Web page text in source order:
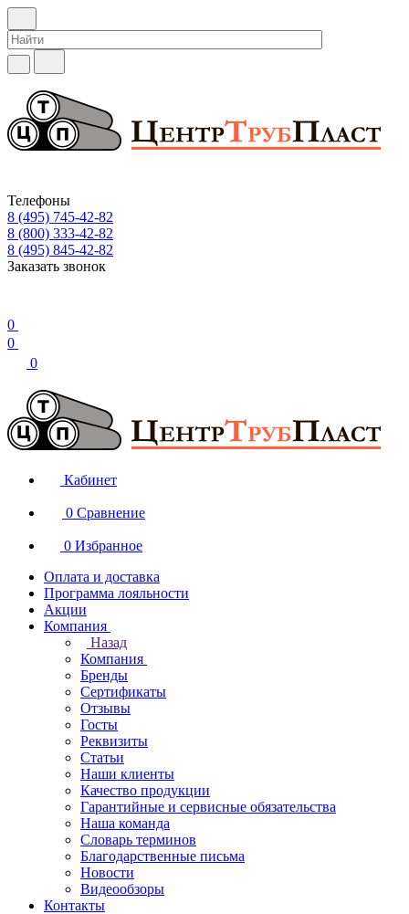
Телефоны
8 (495) 745-42-82
8 (800) 333-42-82
8 (495) 845-42-82
Заказать звонок
0
0
0
Кабинет
0 Сравнение
0 Избранное
Оплата и доставка
Программа лояльности
Акции
Компания
Назад
Компания
Бренды
Сертификаты
Отзывы
Госты
Реквизиты
Статьи
Наши клиенты
Качество продукции
Гарантийные и сервисные обязательства
Наша команда
Словарь терминов
Благодарственные письма
Новости
Видеообзоры
Контакты